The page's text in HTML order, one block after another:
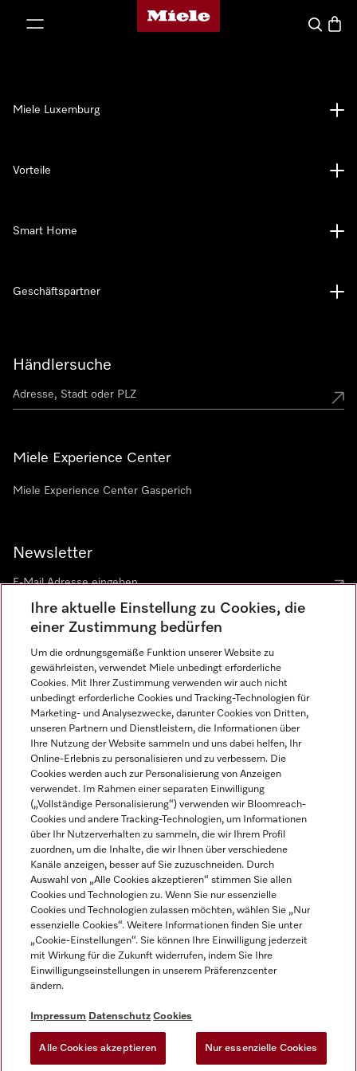
Miele-Homepage
Suche
Händlersuche
Miele Experience Center
Miele Experience Center Gasperich
Newsletter
Sprache
DEUTSCH
Miele Luxemburg
Vorteile
Smart Home
Geschäftspartner
Impressum
AGB
Datenschutz
Nutzungsbedingungen
Gesetzen über digitale Dienste
Cookie-Einstellungen
Miele auf Instagram
Miele auf Youtube
Ihre aktuelle Einstellung zu Cookies, die
einer Zustimmung bedürfen
Um die ordnungsgemäße Funktion unserer Website zu
gewährleisten, verwendet Miele unbedingt erforderliche
Cookies. Mit Ihrer Zustimmung verwenden wir auch nicht
unbedingt erforderliche Cookies und Tracking-Technologien für
Marketing- und Analysezwecke, darunter Cookies von Dritten,
unseren Partnern und Dienstleistern, die Informationen über
Ihre Nutzung der Website sammeln und uns dabei helfen, Ihr
Online-Erlebnis zu personalisieren und zu verbessern. Die
Cookies werden auch zur Personalisierung von Anzeigen
verwendet. Im Rahmen einer separaten Einwilligung
(„Vollständige Personalisierung“) verwenden wir Bloomreach-
Cookies und andere Tracking-Technologien, um Informationen
über Ihr Nutzerverhalten zu sammeln, die wir Ihrem Profil
zuordnen, um die Inhalte, die wir Ihnen über verschiedene
Kanäle anzeigen, besser auf Sie zuzuschneiden. Durch
Auswahl von „Alle Cookies akzeptieren“ stimmen Sie allen
Cookies und Technologien zu. Wenn Sie nur essenzielle
Cookies und Technologien zulassen möchten, wählen Sie „Nur
essenzielle Cookies“. Weitere Informationen finden Sie unter
„Cookie-Einstellungen“. Sie können Ihre Einwilligung jederzeit
mit Wirkung für die Zukunft widerrufen, indem Sie Ihre
Einwilligungseinstellungen in unserem Präferenzcenter
ändern.
Impressum Datenschutz Cookies
Alle Cookies akzeptieren Nur essenzielle Cookies